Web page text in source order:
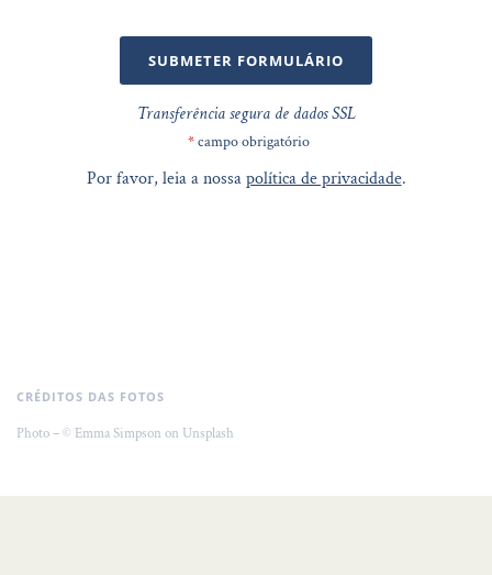
SUBMETER FORMULÁRIO
Transferência segura de dados SSL
*campo obrigatório
Por favor, leia a nossapolítica de privacidade.
CRÉDITOS DAS FOTOS
Photo – © Emma Simpson on Unsplash